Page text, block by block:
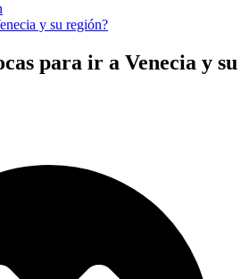
y su región?
para ir a Venecia y su